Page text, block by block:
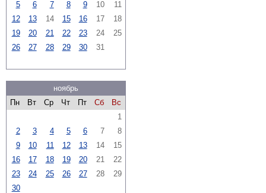
5
6 7 8 9 10
11
12
13 14 15 16 17
18
19
20 21 22 23 24
25
26
27 28 29 30 31
ноябрь
Пн
Вт Ср Чт Пт Сб
Вс
1
2
3 4 5 6 7
8
9
10 11 12 13 14
15
16
17 18 19 20 21
22
23
24 25 26 27 28
29
30